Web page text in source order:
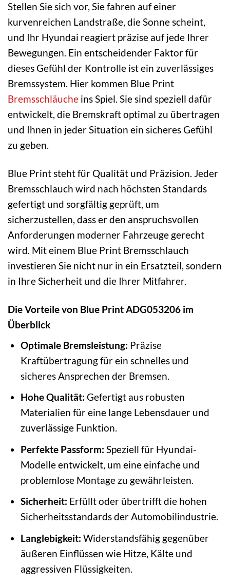
Stellen Sie sich vor, Sie fahren auf einer
kurvenreichen Landstraße, die Sonne scheint,
und Ihr Hyundai reagiert präzise auf jede Ihrer
Bewegungen. Ein entscheidender Faktor für
dieses Gefühl der Kontrolle ist ein zuverlässiges
Bremssystem. Hier kommen Blue Print
Bremsschläuche ins Spiel. Sie sind speziell dafür
entwickelt, die Bremskraft optimal zu übertragen
und Ihnen in jeder Situation ein sicheres Gefühl
zu geben.
Blue Print steht für Qualität und Präzision. Jeder
Bremsschlauch wird nach höchsten Standards
gefertigt und sorgfältig geprüft, um
sicherzustellen, dass er den anspruchsvollen
Anforderungen moderner Fahrzeuge gerecht
wird. Mit einem Blue Print Bremsschlauch
investieren Sie nicht nur in ein Ersatzteil, sondern
in Ihre Sicherheit und die Ihrer Mitfahrer.
Die Vorteile von Blue Print ADG053206 im
Überblick
Optimale Bremsleistung: Präzise
Kraftübertragung für ein schnelles und
sicheres Ansprechen der Bremsen.
Hohe Qualität: Gefertigt aus robusten
Materialien für eine lange Lebensdauer und
zuverlässige Funktion.
Perfekte Passform: Speziell für Hyundai-
Modelle entwickelt, um eine einfache und
problemlose Montage zu gewährleisten.
Sicherheit: Erfüllt oder übertrifft die hohen
Sicherheitsstandards der Automobilindustrie.
Langlebigkeit: Widerstandsfähig gegenüber
äußeren Einflüssen wie Hitze, Kälte und
aggressiven Flüssigkeiten.